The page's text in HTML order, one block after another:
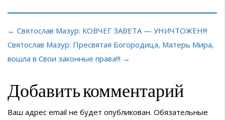
← Святослав Мазур: КОВЧЕГ ЗАВЕТА — УНИЧТОЖЕН!!!
Святослав Мазур: Пресвятая Богородица, Матерь Мира,
вошла в Свои законные права!!! →
Добавить комментарий
Ваш адрес email не будет опубликован. Обязательные